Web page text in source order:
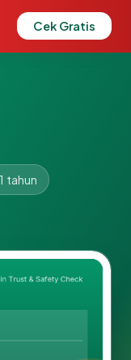
Cek Gratis
tahun